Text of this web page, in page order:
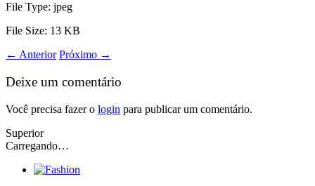
File Type: jpeg
File Size: 13 KB
← Anterior Próximo →
Deixe um comentário
Você precisa fazer o login para publicar um comentário.
Superior
Carregando…